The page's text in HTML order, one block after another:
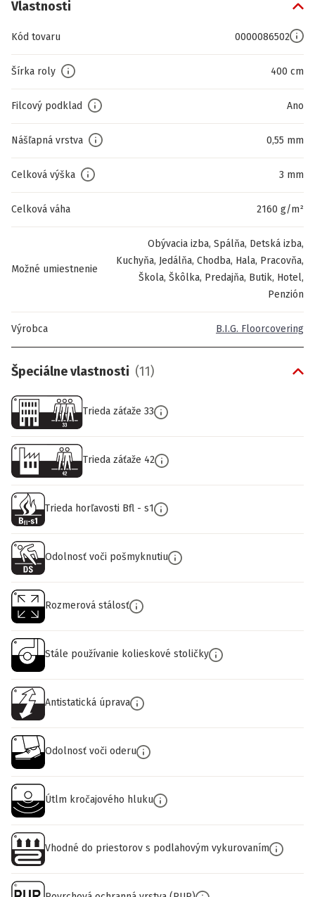
Vlastnosti
Kód tovaru 0000086502
Šírka roly 400 cm
Filcový podklad Ano
Nášľapná vrstva 0,55 mm
Celková výška 3 mm
Celková váha 2160 g/m²
Možné umiestnenie
Obývacia izba, Spálňa, Detská izba,
Kuchyňa, Jedálňa, Chodba, Hala, Pracovňa,
Škola, Škôlka, Predajňa, Butik, Hotel,
Penzión
Výrobca B.I.G. Floorcovering
Špeciálne vlastnosti (11)
Trieda záťaže 33
Trieda záťaže 42
Trieda horľavosti Bfl - s1
Odolnosť voči pošmyknutiu
Rozmerová stálosť
Stále používanie kolieskové stoličky
Antistatická úprava
Odolnosť voči oderu
Útlm kročajového hluku
Vhodné do priestorov s podlahovým vykurovaním